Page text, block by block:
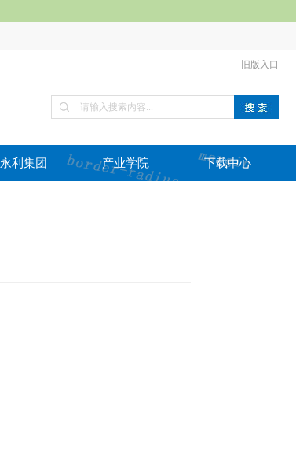
旧版入口
永利集团 产业学院 下载中心